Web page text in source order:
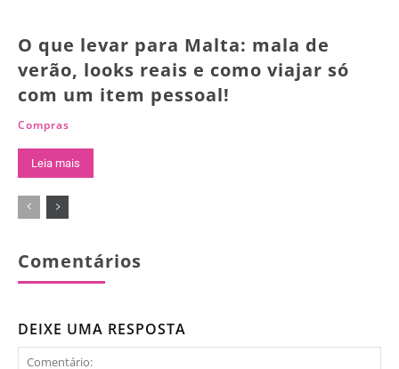
O que levar para Malta: mala de
verão, looks reais e como viajar só
com um item pessoal!
Compras
Leia mais
Comentários
DEIXE UMA RESPOSTA